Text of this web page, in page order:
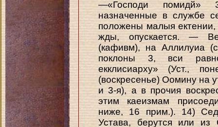
—«Господи помидй»
назначенные в службе
положены малыя
жды, опускается. —
(кафивм), на Аллилуиа
поклоны 3, вси
екклисиарху» (Уст.,
(воскресенье) Оомину на
и 3-я), а в прочия
этим каеизмам
ниже, 16 прим.). 14)
Устава, берутся или